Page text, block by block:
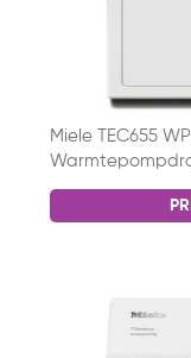
Miele TEC655